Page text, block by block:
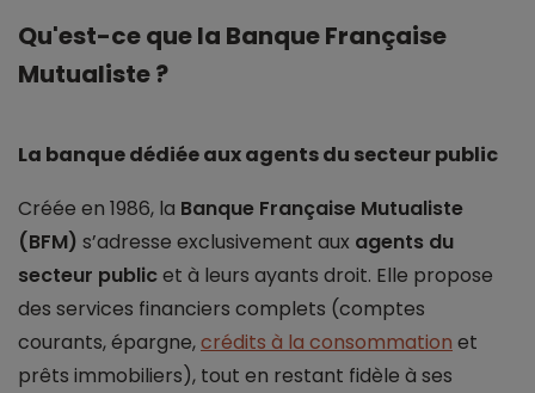
Qu'est-ce que la Banque Française
Mutualiste ?
La banque dédiée aux agents du secteur public
Créée en 1986, la Banque Française Mutualiste
(BFM) s’adresse exclusivement aux agents du
secteur publicet à leurs ayants droit. Elle propose
des services financiers complets (comptes
courants, épargne,crédits à la consommation et
prêts immobiliers), tout en restant fidèle à ses